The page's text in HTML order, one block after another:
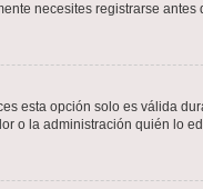
necesites registrarse
esta opción solo es válida
o la administración quién lo